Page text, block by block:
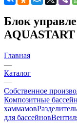
Блок
Главная
—
Каталог
—
Собственное
Композитные
хаммамов
для бассейнов